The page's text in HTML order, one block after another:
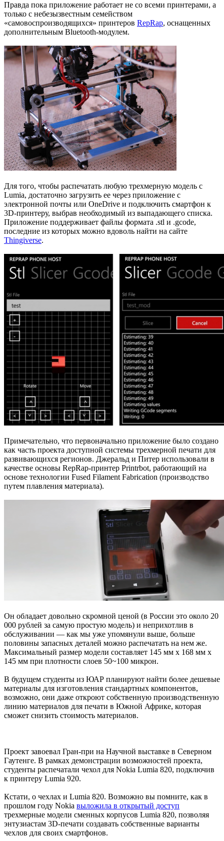
Правда пока приложение работает не со всеми принтерами, а
только с небезызвестным семейством
«самовоспроизводящихся» принтеров RepRap, оснащенных
дополнительным Bluetooth-модулем.
Для того, чтобы распечатать любую трехмерную модель с
Lumia, достаточно загрузить ее через приложение с
электронной почты или OneDrive и подключить смартфон к
3D-принтеру, выбрав необходимый из выпадающего списка.
Приложение поддерживает файлы формата .stl и .gcode,
последние из которых можно вдоволь найти на сайте
Thingiverse.
Примечательно, что первоначально приложение было создано
как часть проекта доступной системы трехмерной печати для
развивающихся регионов. Джеральд и Питер использовали в
качестве основы RepRap-принтер Printrbot, работающий на
основе технологии Fused Filament Fabrication (производство
путем плавления материала).
Он обладает довольно скромной ценой (в России это около 20
000 рублей за самую простую модель) и неприхотлив в
обслуживании — как мы уже упомянули выше, больше
половины запасных деталей можно распечатать на нем же.
Максимальный размер модели составляет 145 мм x 168 мм x
145 мм при плотности слоев 50~100 микрон.
В будущем студенты из ЮАР планируют найти более дешевые
материалы для изготовления стандартных компонентов,
возможно, они даже откроют собственную производственную
линию материалов для печати в Южной Африке, которая
сможет снизить стоимость материалов.
Проект завоевал Гран-при на Научной выставке в Северном
Гаутенге. В рамках демонстрации возможностей проекта,
студенты распечатали чехол для Nokia Lumia 820, подключив
к принтеру Lumia 920.
Кстати, о чехлах и Lumia 820. Возможно вы помните, как в
прошлом году Nokia выложила в открытый доступ
трехмерные модели сменных корпусов Lumia 820, позволяя
энтузиастам 3D-печати создавать собственные варианты
чехлов для своих смартфонов.